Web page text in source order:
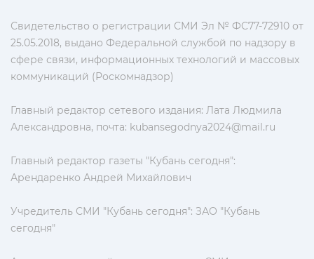
Свидетельство о регистрации СМИ Эл № ФС77-72910 от
25.05.2018, выдано Федеральной службой по надзору в
сфере связи, информационных технологий и массовых
коммуникаций (Роскомнадзор)
Главный редактор сетевого издания: Лата Людмила
Александровна, почта: kubansegodnya2024@mail.ru
Главный редактор газеты "Кубань сегодня":
Арендаренко Андрей Михайлович
Учредитель СМИ "Кубань сегодня": ЗАО "Кубань
сегодня"